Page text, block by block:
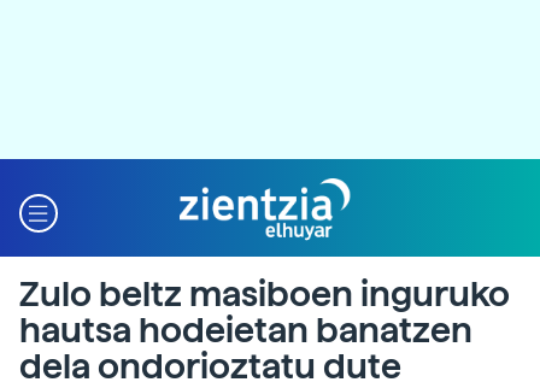
Zulo beltz masiboen inguruko
hautsa hodeietan banatzen
dela ondorioztatu dute